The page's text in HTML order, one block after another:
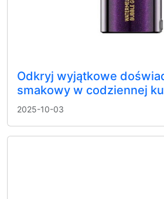
Odkryj wyjątkowe
smakowy w codziennej
2025-10-03